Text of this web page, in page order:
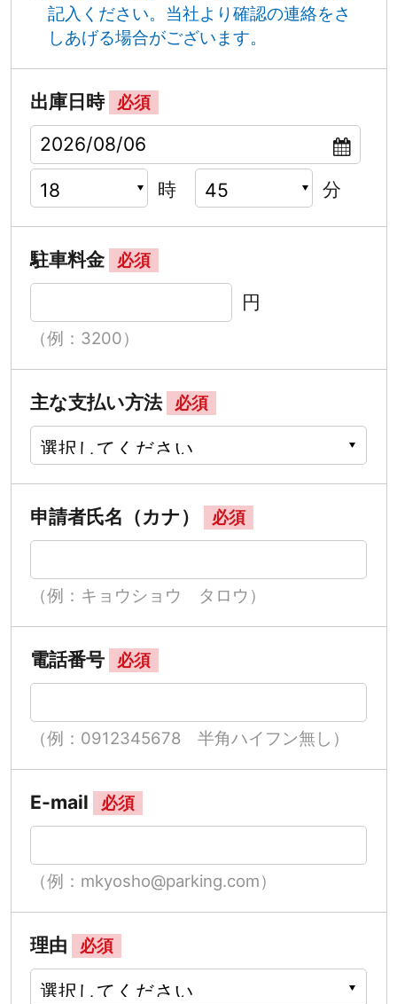
記入ください。 当社より確認の連絡をさ
しあげる場合がございます。
出庫日時 必須
時 分
駐車料金 必須
円
（例：3200）
主な支払い方法 必須
申請者氏名（カナ） 必須
（例：キョウショウ タロウ）
電話番号 必須
（例：0912345678 半角ハイフン無し）
E-mail 必須
（例：mkyosho@parking.com）
理由 必須